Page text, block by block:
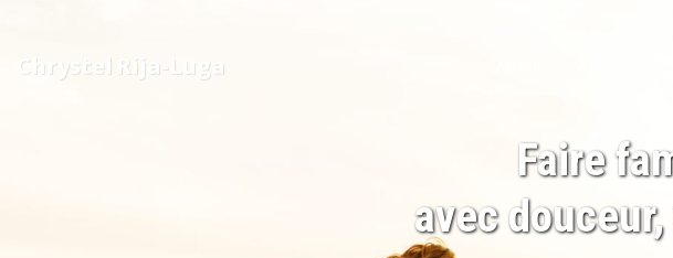
Chrystel Rija-Luga
Faire
avec